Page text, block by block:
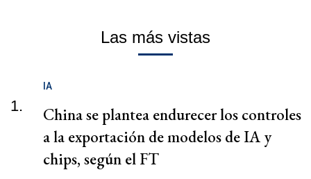
Las más vistas
1.
IA
China se plantea endurecer los controles
a la exportación de modelos de IA y
chips, según el FT